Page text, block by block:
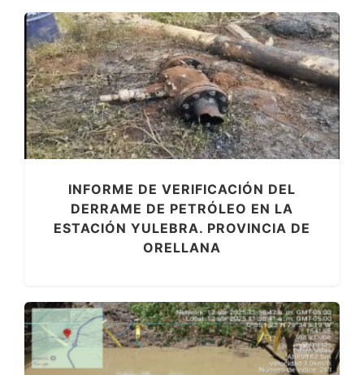
INFORME DE VERIFICACIÓN DEL
DERRAME DE PETRÓLEO EN LA
ESTACIÓN YULEBRA. PROVINCIA DE
ORELLANA